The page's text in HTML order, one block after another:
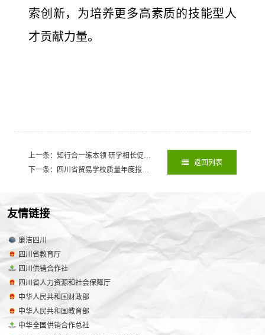
索创新，为培养更多高素质的技能型人
才贡献力量。
上一条：知行合一练本领 研学相长促提升
下一条：四川省贸易学校质量年度报告(2024)
返回列表
友情链接
廉洁四川
四川省教育厅
四川供销合作社
四川省人力资源和社会保障厅
中华人民共和国财政部
中华人民共和国教育部
中华全国供销合作总社